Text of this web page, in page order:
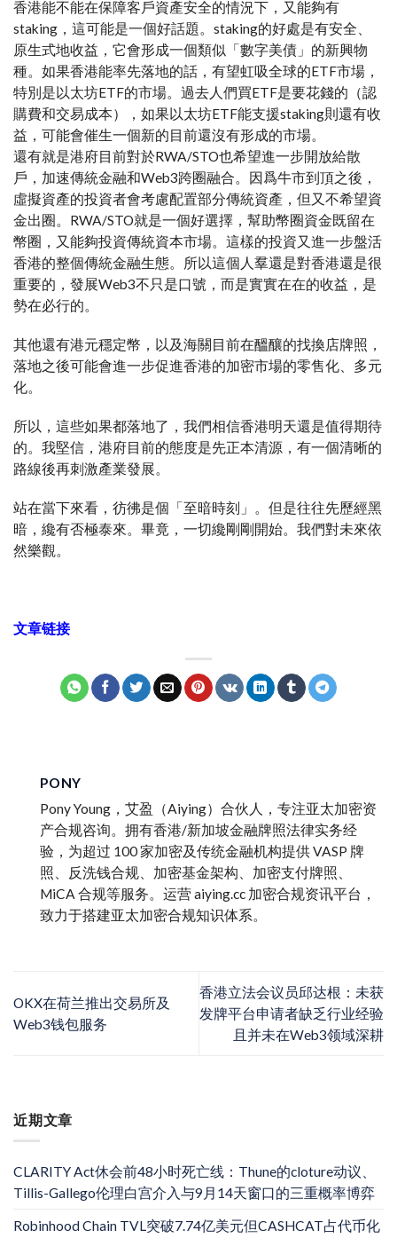
近期文章
CLARITY Act休会前48小时死亡线：Thune的cloture动议、
Tillis-Gallego伦理白宫介入与9月14天窗口的三重概率博弈
Robinhood Chain TVL突破7.74亿美元但CASHCAT占代币化
香港能不能在保障客戶資產安全的情況下，又能夠有
staking，這可能是一個好話題。staking的好處是有安全、
原生式地收益，它會形成一個類似「數字美債」的新興物
種。如果香港能率先落地的話，有望虹吸全球的ETF市場，
特別是以太坊ETF的市場。過去人們買ETF是要花錢的（認
購費和交易成本），如果以太坊ETF能支援staking則還有收
益，可能會催生一個新的目前還沒有形成的市場。
還有就是港府目前對於RWA/STO也希望進一步開放給散
戶，加速傳統金融和Web3跨圈融合。因爲牛市到頂之後，
虛擬資產的投資者會考慮配置部分傳統資產，但又不希望資
金出圈。RWA/STO就是一個好選擇，幫助幣圈資金既留在
幣圈，又能夠投資傳統資本市場。這樣的投資又進一步盤活
香港的整個傳統金融生態。所以這個人羣還是對香港還是很
重要的，發展Web3不只是口號，而是實實在在的收益，是
勢在必行的。
其他還有港元穩定幣，以及海關目前在醞釀的找換店牌照，
落地之後可能會進一步促進香港的加密市場的零售化、多元
化。
所以，這些如果都落地了，我們相信香港明天還是值得期待
的。我堅信，港府目前的態度是先正本清源，有一個清晰的
路線後再刺激產業發展。
站在當下來看，彷彿是個「至暗時刻」。但是往往先歷經黑
暗，纔有否極泰來。畢竟，一切纔剛剛開始。我們對未來依
然樂觀。
文章链接
PONY
Pony Young，艾盈（Aiying）合伙人，专注亚太加密资
产合规咨询。拥有香港/新加坡金融牌照法律实务经
验，为超过 100 家加密及传统金融机构提供 VASP 牌
照、反洗钱合规、加密基金架构、加密支付牌照、
MiCA 合规等服务。运营 aiying.cc 加密合规资讯平台，
致力于搭建亚太加密合规知识体系。
OKX在荷兰推出交易所及
Web3钱包服务
香港立法会议员邱达根：未获
发牌平台申请者缺乏行业经验
且并未在Web3领域深耕